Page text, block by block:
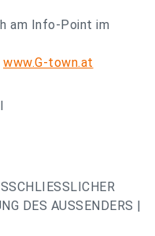
am Info-Point im
www.G-town.at
DES AUSSENDERS |